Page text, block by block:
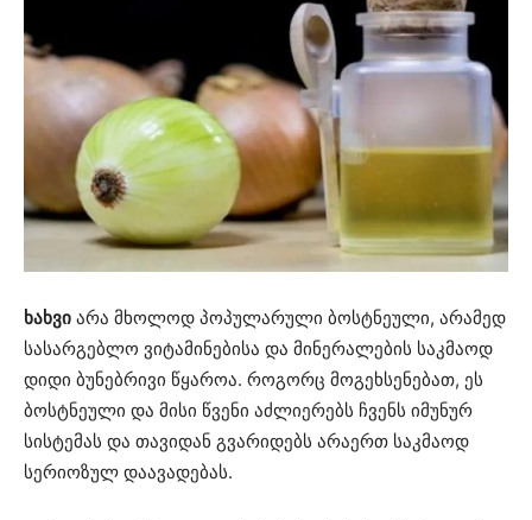
ხახვი არა მხოლოდ პოპულარული ბოსტნეული, არამედ
სასარგებლო ვიტამინებისა და მინერალების საკმაოდ
დიდი ბუნებრივი წყაროა. როგორც მოგეხსენებათ, ეს
ბოსტნეული და მისი წვენი აძლიერებს ჩვენს იმუნურ
სისტემას და თავიდან გვარიდებს არაერთ საკმაოდ
სერიოზულ დაავადებას.